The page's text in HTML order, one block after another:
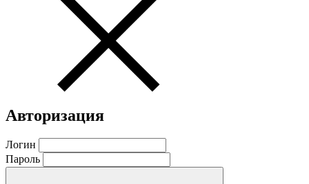
Авторизация
Логин
Пароль